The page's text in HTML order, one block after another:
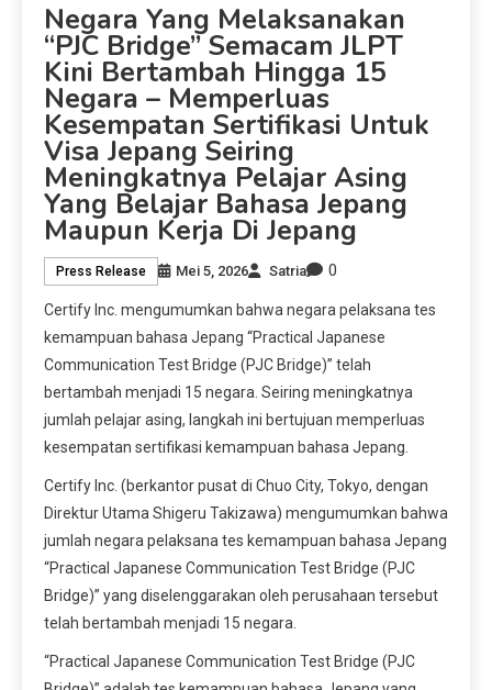
Negara Yang Melaksanakan
“PJC Bridge” Semacam JLPT
Kini Bertambah Hingga 15
Negara – Memperluas
Kesempatan Sertifikasi Untuk
Visa Jepang Seiring
Meningkatnya Pelajar Asing
Yang Belajar Bahasa Jepang
Maupun Kerja Di Jepang
Press Release Mei 5, 2026 Satria 0
Certify Inc. mengumumkan bahwa negara pelaksana tes
kemampuan bahasa Jepang “Practical Japanese
Communication Test Bridge (PJC Bridge)” telah
bertambah menjadi 15 negara. Seiring meningkatnya
jumlah pelajar asing, langkah ini bertujuan memperluas
kesempatan sertifikasi kemampuan bahasa Jepang.
Certify Inc. (berkantor pusat di Chuo City, Tokyo, dengan
Direktur Utama Shigeru Takizawa) mengumumkan bahwa
jumlah negara pelaksana tes kemampuan bahasa Jepang
“Practical Japanese Communication Test Bridge (PJC
Bridge)” yang diselenggarakan oleh perusahaan tersebut
telah bertambah menjadi 15 negara.
“Practical Japanese Communication Test Bridge (PJC